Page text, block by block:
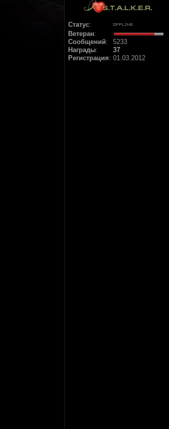
Статус:
Ветеран:
Сообщений:
5233
Награды:
37
Регистрация: 01.03.2012